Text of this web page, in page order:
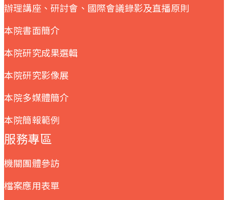
辦理講座、研討會、國際會議錄影及直播原則
本院書面簡介
本院研究成果選輯
本院研究影像展
本院多媒體簡介
本院簡報範例
服務專區
機關團體參訪
檔案應用表單